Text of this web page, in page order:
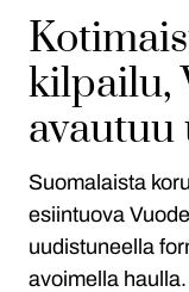
kilpailu,
avautuu
Suomalaista
esiintuova
uudistuneella
avoimella haulla.